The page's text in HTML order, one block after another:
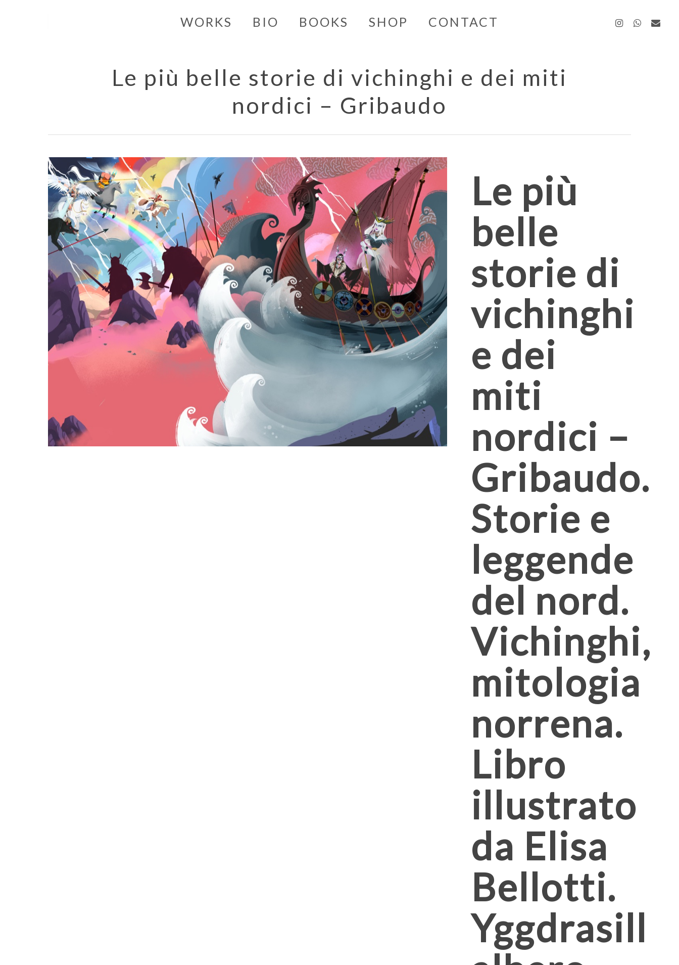
WORKS BIO BOOKS SHOP CONTACT
Le più belle storie di vichinghi e dei miti
nordici – Gribaudo
Le più
belle
storie di
vichinghi
e dei
miti
nordici –
Gribaudo.
Storie e
leggende
del nord.
Vichinghi,
mitologia
norrena.
Libro
illustrato
da Elisa
Bellotti.
Yggdrasill